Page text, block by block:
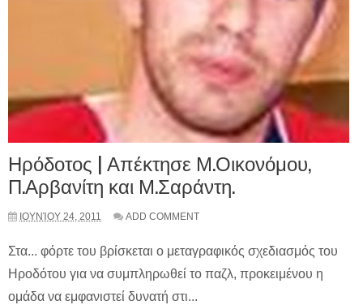
Ηρόδοτος | Απέκτησε Μ.Οικονόμου,
Π.Αρβανίτη και Μ.Σαράντη.
ΙΟΥΝΊΟΥ 24, 2011 ADD COMMENT
Στα... φόρτε του βρίσκεται ο μεταγραφικός σχεδιασμός του
Ηροδότου για να συμπληρωθεί το παζλ, προκειμένου η
ομάδα να εμφανιστεί δυνατή στι...